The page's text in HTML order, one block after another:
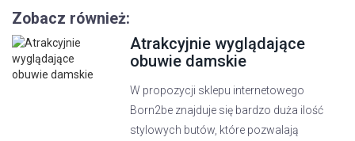
Zobacz również:
Atrakcyjnie wyglądające
obuwie damskie
W propozycji sklepu internetowego
Born2be znajduje się bardzo duża ilość
stylowych butów, które pozwalają